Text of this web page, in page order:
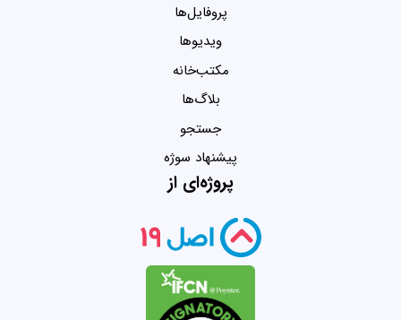
پروفایل‌ها
ویدیو‌ها
مکتب‌خانه
بلاگ‌ها
جستجو
پیشنهاد سوژه
پروژه‌ای از